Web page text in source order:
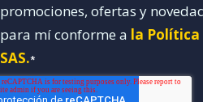
promociones, ofertas y
para mí conforme a la Política
SAS.*